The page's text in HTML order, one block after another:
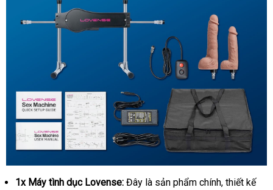
Máy
1x Máy tình dục Lovense: Đây là sản phẩm chínhĐài
, thiết kế